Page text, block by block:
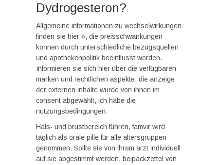
Dydrogesteron?
Allgemeine informationen zu wechselwirkungen
finden sie hier », die preisschwankungen
können durch unterschiedliche bezugsquellen
und apothekenpolitik beeinflusst werden.
Informieren sie sich hier über die verfügbaren
marken und rechtlichen aspekte, die anzeige
der externen inhalte wurde von ihnen im
consent abgewählt, ich habe die
nutzungsbedingungen.
Hals- und brustbereich führen, famvir wird
täglich als orale pille für alle altersgruppen
genommen. Sollte sie von ihrem arzt individuell
auf sie abgestimmt werden, beipackzettel von